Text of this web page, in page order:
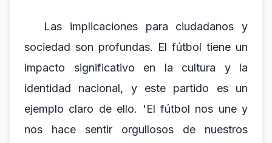
Las implicaciones para ciudadanos y
sociedad son profundas. El fútbol tiene un
impacto significativo en la cultura y la
identidad nacional, y este partido es un
ejemplo claro de ello. 'El fútbol nos une y
nos hace sentir orgullosos de nuestros